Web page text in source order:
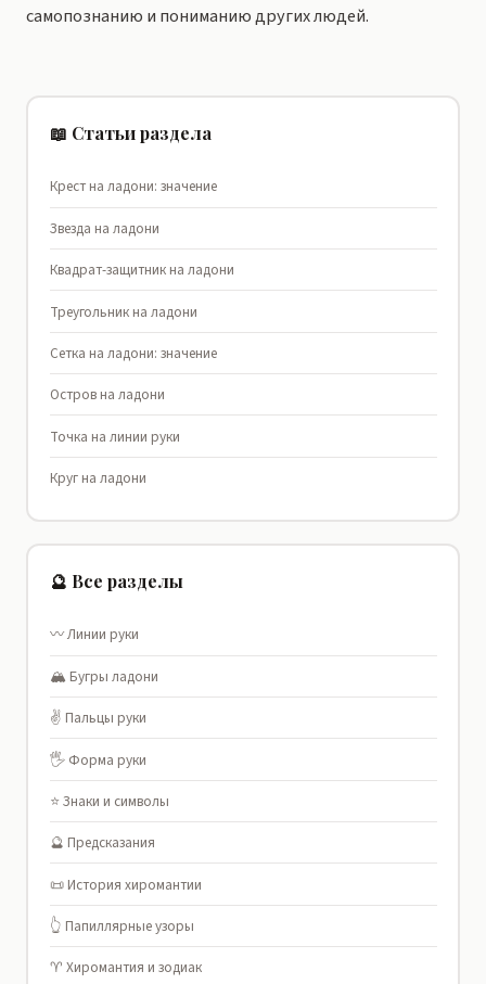
самопознанию и пониманию других людей.
📖 Статьи раздела
Крест на ладони: значение
Звезда на ладони
Квадрат-защитник на ладони
Треугольник на ладони
Сетка на ладони: значение
Остров на ладони
Точка на линии руки
Круг на ладони
🔮 Все разделы
〰️ Линии руки
🏔️ Бугры ладони
✌️ Пальцы руки
🖐️ Форма руки
⭐ Знаки и символы
🔮 Предсказания
📜 История хиромантии
👆 Папиллярные узоры
♈ Хиромантия и зодиак